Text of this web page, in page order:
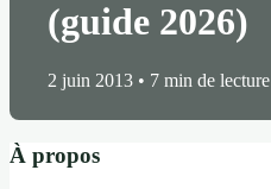
(guide 2026)
2 juin 2013 • 7 min de lecture
À propos